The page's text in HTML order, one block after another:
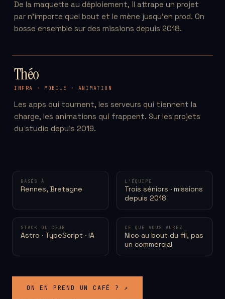
De la maquette au déploiement, il attrape un projet
par n'importe quel bout et le mène jusqu'en prod. On
bosse ensemble sur des missions depuis 2018.
TH
Théo
INFRA · MOBILE · ANIMATION
Les apps qui tournent, les serveurs qui tiennent la
charge, les animations qui frappent. Sur les projets
du studio depuis 2019.
BASÉS À
Rennes, Bretagne
L'ÉQUIPE
Trois séniors · missions
depuis 2018
STACK DU CŒUR
Astro · TypeScript · IA
CE QUE VOUS AUREZ
Nico au bout du fil, pas
un commercial
ON EN PREND UN CAFÉ ? ↗